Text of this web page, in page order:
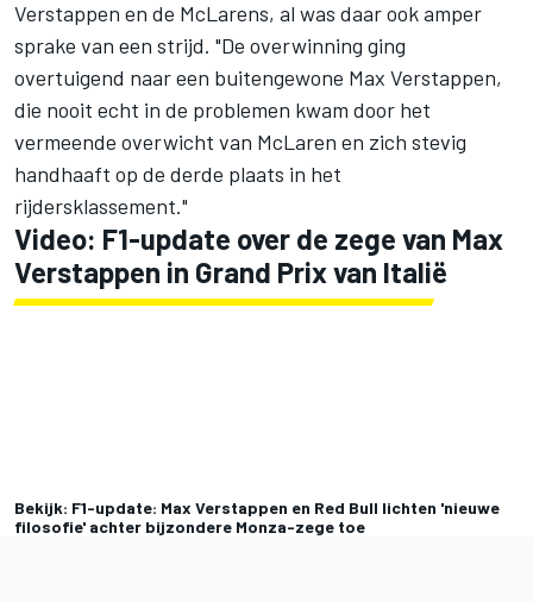
Verstappen en de McLarens, al was daar ook amper
sprake van een strijd. "De overwinning ging
overtuigend naar een buitengewone Max Verstappen,
die nooit echt in de problemen kwam door het
vermeende overwicht van McLaren en zich stevig
handhaaft op de derde plaats in het
rijdersklassement."
Video: F1-update over de zege van Max
Verstappen in Grand Prix van Italië
Bekijk: F1-update: Max Verstappen en Red Bull lichten 'nieuwe
filosofie' achter bijzondere Monza-zege toe